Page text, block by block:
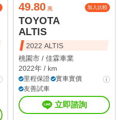
49.80 萬 加入比較
TOYOTA
ALTIS
2022 ALTIS
桃園市 / 佳霖車業
2022年 / km
里程保證
實車實價
友善試車
立即諮詢